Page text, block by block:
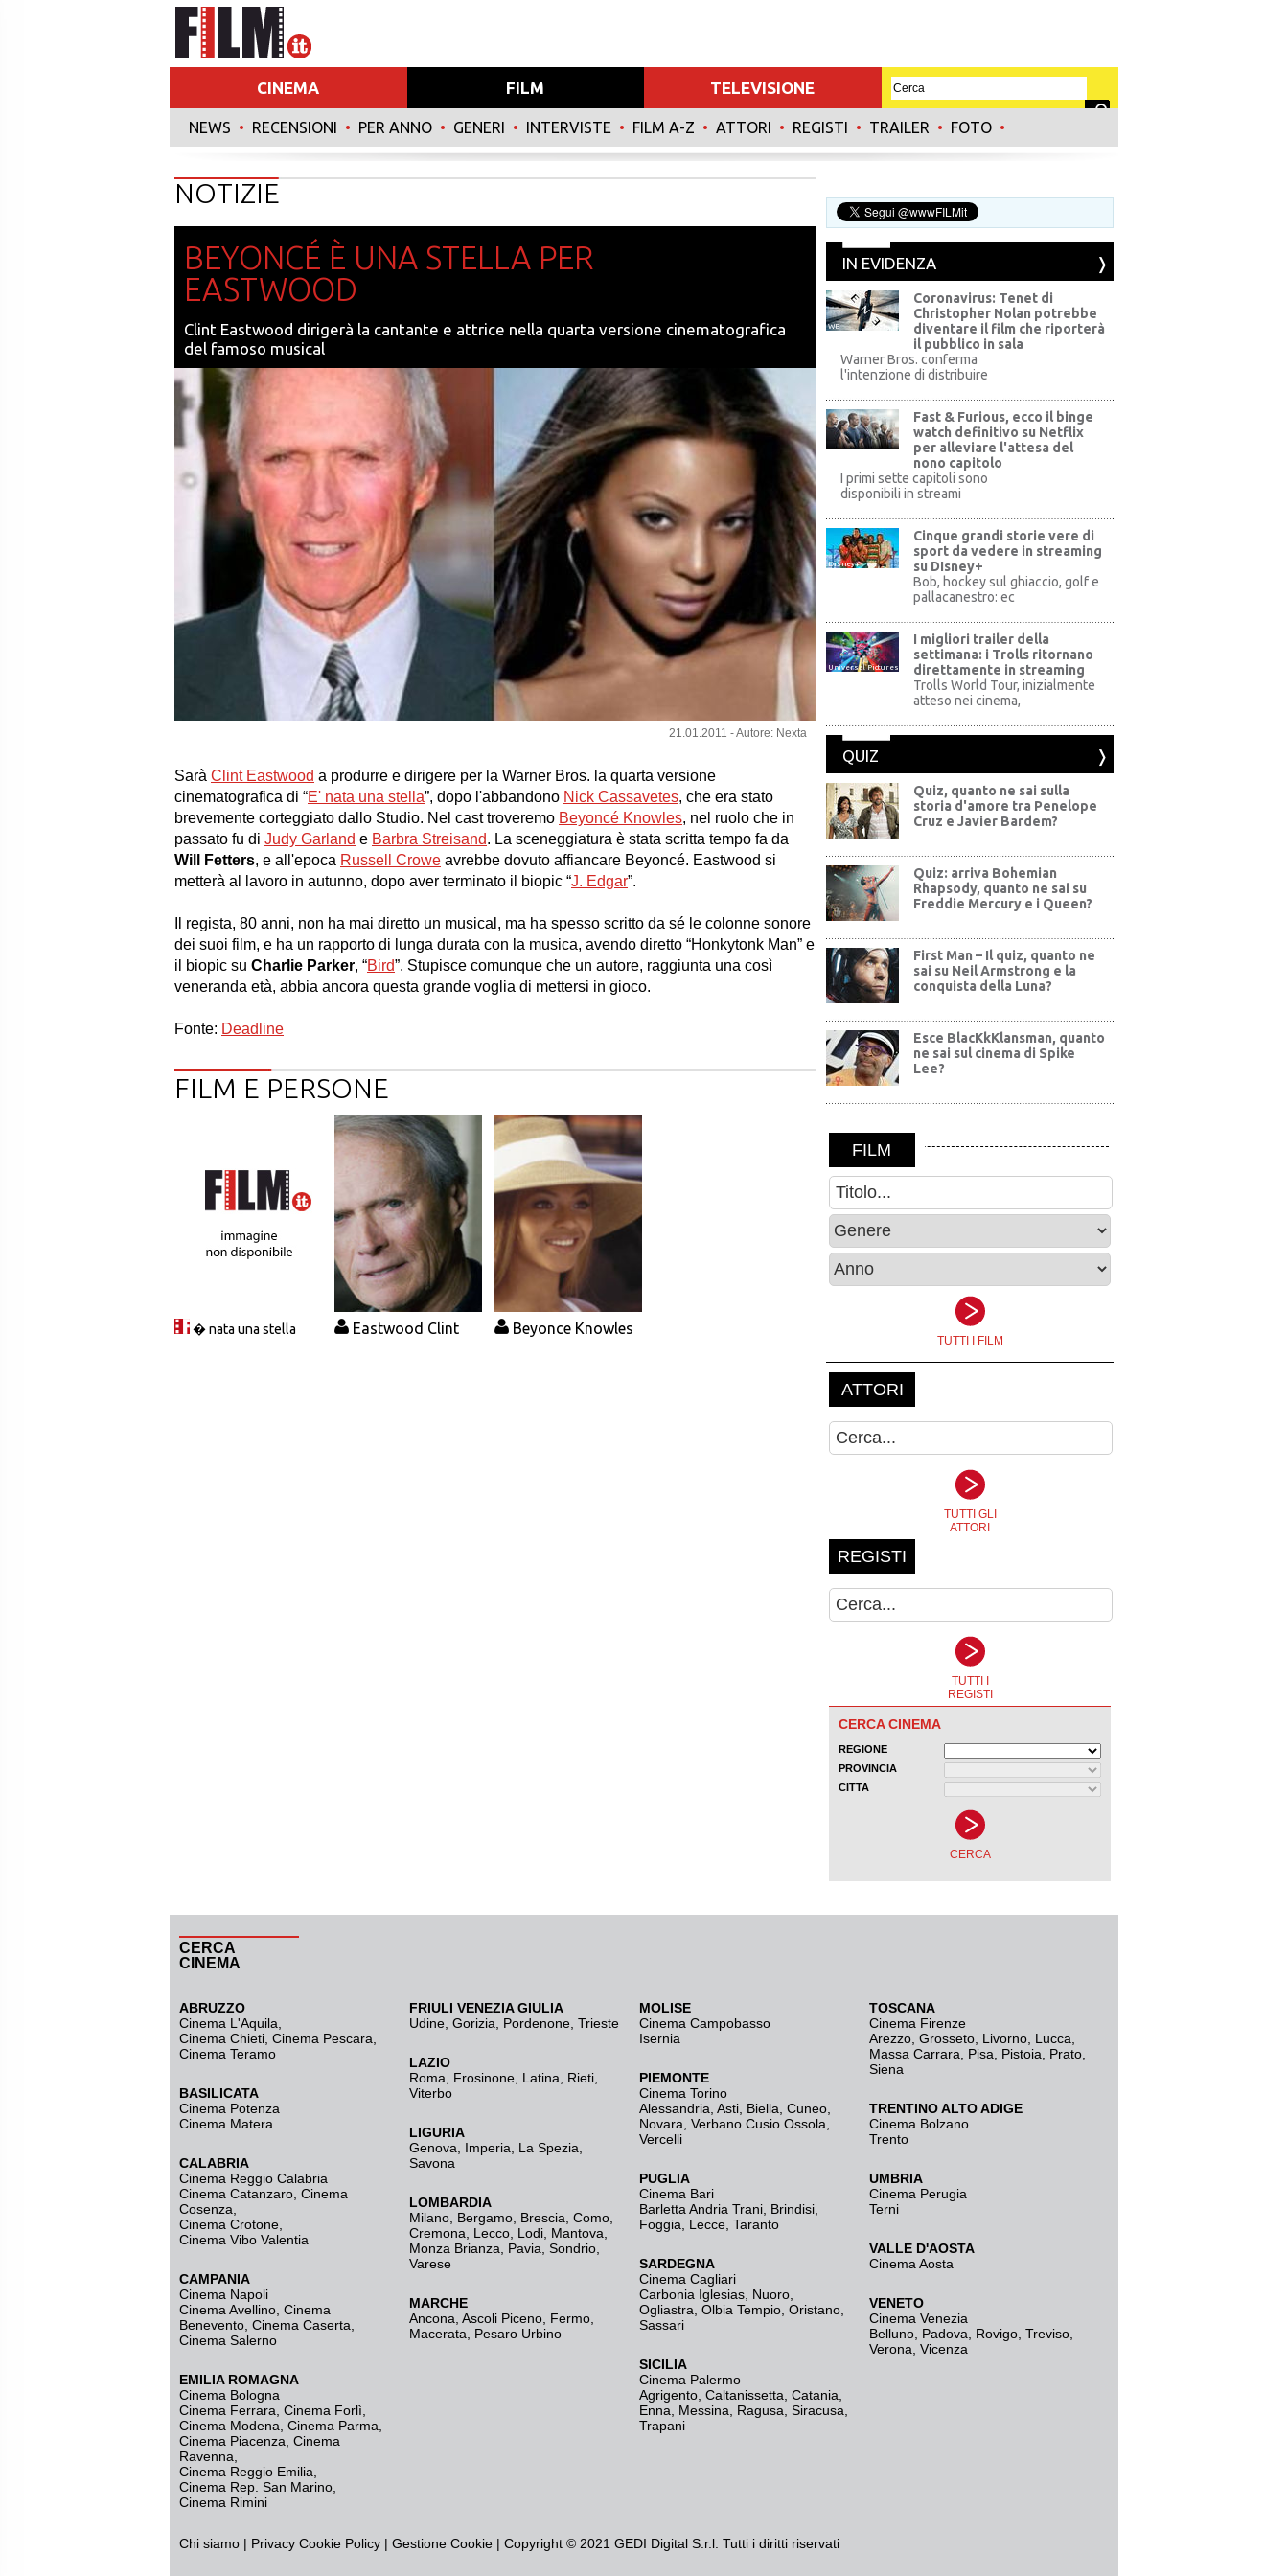
CINEMA FILM TELEVISIONE
NEWS • RECENSIONI • PER ANNO • GENERI • INTERVISTE • FILM A-Z • ATTORI • REGISTI • TRAILER • FOTO •
NOTIZIE
BEYONCÉ È UNA STELLA PER
EASTWOOD
Clint Eastwood dirigerà la cantante e attrice nella quarta versione cinematografica
del famoso musical
21.01.2011 - Autore: Nexta
Sarà Clint Eastwood a produrre e dirigere per la Warner Bros. la quarta versione
cinematografica di “E' nata una stella”, dopo l'abbandono Nick Cassavetes, che era stato
brevemente corteggiato dallo Studio. Nel cast troveremo Beyoncé Knowles, nel ruolo che in
passato fu di Judy Garland e Barbra Streisand. La sceneggiatura è stata scritta tempo fa da
Will Fetters, e all'epoca Russell Crowe avrebbe dovuto affiancare Beyoncé. Eastwood si
metterà al lavoro in autunno, dopo aver terminato il biopic “J. Edgar”.
Il regista, 80 anni, non ha mai diretto un musical, ma ha spesso scritto da sé le colonne sonore
dei suoi film, e ha un rapporto di lunga durata con la musica, avendo diretto “Honkytonk Man” e
il biopic su Charlie Parker, “Bird”. Stupisce comunque che un autore, raggiunta una così
veneranda età, abbia ancora questa grande voglia di mettersi in gioco.
Fonte: Deadline
FILM E PERSONE
� nata una stella Eastwood Clint Beyonce Knowles
IN EVIDENZA
WB
Coronavirus: Tenet di
Christopher Nolan potrebbe
diventare il film che riporterà
il pubblico in sala
Warner Bros. conferma
l'intenzione di distribuire
Fast & Furious, ecco il binge
watch definitivo su Netflix
per alleviare l'attesa del
nono capitolo
I primi sette capitoli sono
disponibili in streami
Disney+
Cinque grandi storie vere di
sport da vedere in streaming
su DIsney+
Bob, hockey sul ghiaccio, golf e
pallacanestro: ec
Universal Pictures
I migliori trailer della
settimana: i Trolls ritornano
direttamente in streaming
Trolls World Tour, inizialmente
atteso nei cinema,
QUIZ
Quiz, quanto ne sai sulla
storia d'amore tra Penelope
Cruz e Javier Bardem?
Quiz: arriva Bohemian
Rhapsody, quanto ne sai su
Freddie Mercury e i Queen?
First Man – Il quiz, quanto ne
sai su Neil Armstrong e la
conquista della Luna?
Esce BlacKkKlansman, quanto
ne sai sul cinema di Spike
Lee?
CERCA
CINEMA
ABRUZZO
Cinema L'Aquila
Cinema Chieti, Cinema Pescara,
Cinema Teramo
BASILICATA
Cinema Potenza
Cinema Matera
CALABRIA
Cinema Reggio Calabria
Cinema Catanzaro Cinema
Cosenza
Cinema Crotone
Cinema Vibo Valentia
CAMPANIA
Cinema Napoli
Cinema Avellino Cinema
Benevento Cinema Caserta
Cinema Salerno
EMILIA ROMAGNA
Cinema Bologna
Cinema Ferrara Cinema Forlì
Cinema Modena Cinema Parma
Cinema Piacenza Cinema
Ravenna
Cinema Reggio Emilia
Cinema Rep. San Marino
Cinema Rimini
FRIULI VENEZIA GIULIA
Udine Gorizia Pordenone Trieste
LAZIO
Roma
Frosinone Latina Rieti
Viterbo
LIGURIA
Genova
Imperia La Spezia
Savona
LOMBARDIA
Milano Bergamo Brescia, Como
Cremona
Lecco Lodi Mantova
Monza Brianza
Pavia Sondrio
Varese
MARCHE
Ancona Ascoli Piceno Fermo
Macerata
Pesaro Urbino
MOLISE
Cinema Campobasso
Isernia
PIEMONTE
Cinema Torino
Alessandria Asti Biella Cuneo
Novara Verbano Cusio Ossola
Vercelli
PUGLIA
Cinema Bari
Barletta Andria Trani Brindisi
Foggia
Lecce Taranto
SARDEGNA
Cinema Cagliari
Carbonia Iglesias Nuoro
Ogliastra Olbia Tempio Oristano
Sassari
SICILIA
Cinema Palermo
Agrigento Caltanissetta Catania
Enna
Messina Ragusa Siracusa
Trapani
TOSCANA
Cinema Firenze
Arezzo Grosseto Livorno Lucca
Massa Carrara
Pisa Pistoia Prato
Siena
TRENTINO ALTO ADIGE
Cinema Bolzano
Trento
UMBRIA
Cinema Perugia
Terni
VALLE D'AOSTA
Cinema Aosta
VENETO
Cinema Venezia
Belluno Padova Rovigo Treviso
Verona Vicenza
Chi siamo | Privacy Cookie Policy | Gestione Cookie | Copyright © 2021 GEDI Digital S.r.l. Tutti i diritti riservati